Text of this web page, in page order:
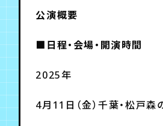
公演概要
■日程・会場・開演時間
2025年
4月11日（金）千葉・松戸森